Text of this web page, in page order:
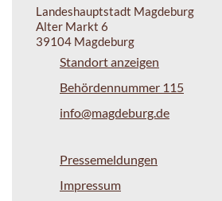
Landeshauptstadt Magdeburg
Alter Markt 6
39104 Magdeburg
Standort anzeigen
Behördennummer 115
info@magdeburg.de
Pressemeldungen
Impressum